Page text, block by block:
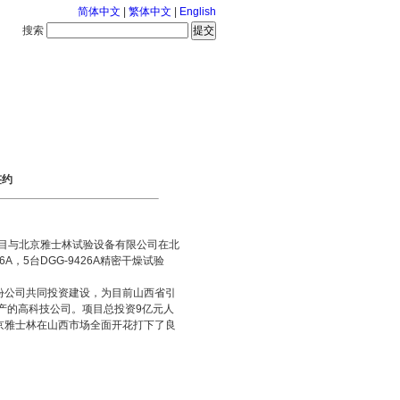
简体中文 繁体中文
English
搜索
北京雅士林试验设备有限公司在北
，5台DGG-9426A精密干燥试验
司共同投资建设，为目前山西省引
的高科技公司。项目总投资9亿元人
士林在山西市场全面开花打下了良